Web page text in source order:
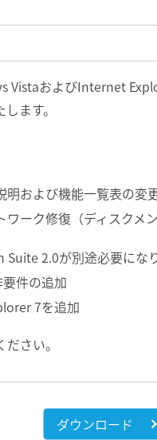
VistaおよびInternet
ます。
および機能一覧表の変
ーク修復（ディスクメ
2.0が別途必要になり
件の追加
7を追加
さい。
ダウンロード